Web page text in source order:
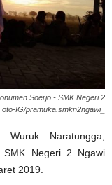
Soerjo - SMK Negeri 2
IG/pramuka.smkn2ngawi_
Naratungga,
SMK Negeri 2 Ngawi
2019.